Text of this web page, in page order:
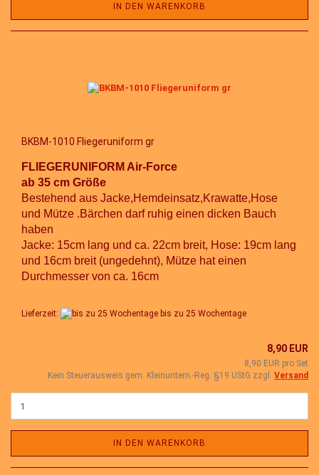
IN DEN WARENKORB
BKBM-1010 Fliegeruniform gr
FLIEGERUNIFORM Air-Force
ab 35 cm Größe
Bestehend aus Jacke,Hemdeinsatz,Krawatte,Hose
und Mütze .Bärchen darf ruhig einen dicken Bauch
haben
Jacke: 15cm lang und ca. 22cm breit, Hose: 19cm lang
und 16cm breit (ungedehnt), Mütze hat einen
Durchmesser von ca. 16cm
Lieferzeit: bis zu 25 Wochentage
8,90 EUR
8,90 EUR pro Set
Kein Steuerausweis gem. Kleinuntern.-Reg. §19 UStG zzgl. Versand
IN DEN WARENKORB